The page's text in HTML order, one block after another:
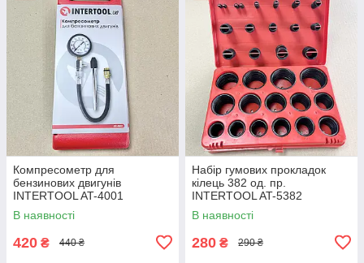
Компресометр для
бензинових двигунів
INTERTOOL AT-4001
В наявності
420 ₴ 440 ₴
Набір гумових прокладок
кілець 382 од. пр.
INTERTOOL AT-5382
В наявності
280 ₴ 290 ₴